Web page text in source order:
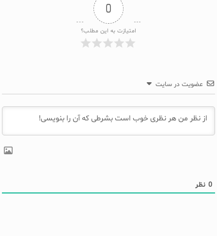
0
امتیازت به این مطلب؟
عضویت در سایت
0 نظر